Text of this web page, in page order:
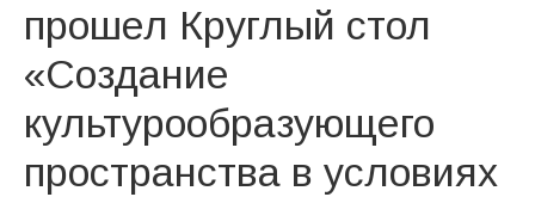
прошел Круглый стол
«Создание
культурообразующего
пространства в условиях